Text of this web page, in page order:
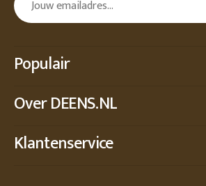
Populair
Over DEENS.NL
Klantenservice